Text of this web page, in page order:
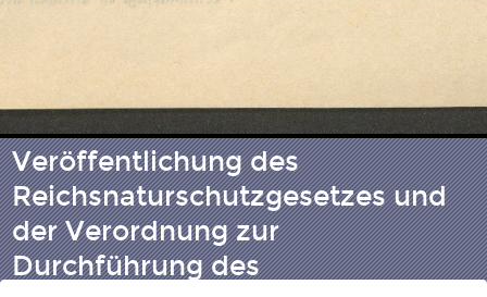
Veröffentlichung des
Reichsnaturschutzgesetzes und
der Verordnung zur
Durchführung des